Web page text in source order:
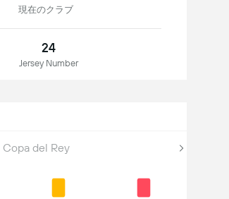
現在のクラブ
24
Jersey Number
Copa del Rey